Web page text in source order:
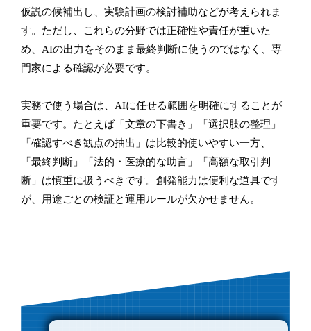
仮説の候補出し、実験計画の検討補助などが考えられま
す。ただし、これらの分野では正確性や責任が重いた
め、AIの出力をそのまま最終判断に使うのではなく、専
門家による確認が必要です。
実務で使う場合は、AIに任せる範囲を明確にすることが
重要です。たとえば「文章の下書き」「選択肢の整理」
「確認すべき観点の抽出」は比較的使いやすい一方、
「最終判断」「法的・医療的な助言」「高額な取引判
断」は慎重に扱うべきです。創発能力は便利な道具です
が、用途ごとの検証と運用ルールが欠かせません。